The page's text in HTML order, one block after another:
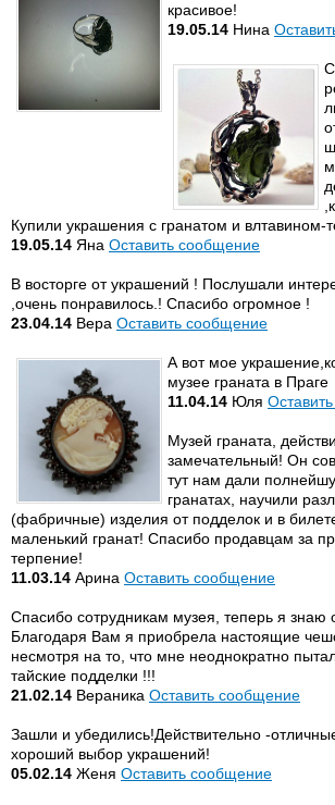
красивое!
19.05.14 Нина
Купили украшения с гранатом и влтавином-
19.05.14 Яна Оставить сообщение
В восторге от украшений ! Послушали
,очень понравилось.! Спасибо огромное !
23.04.14 Вера Оставить сообщение
А вот мое
музее граната в Праге
11.04.14 Юля
Музей граната,
замечательный! Он
тут нам дали
гранатах, научили
(фабричные) изделия от подделок и в
маленький гранат! Спасибо продавцам за
терпение!
11.03.14 Арина Оставить сообщение
Спасибо сотрудникам музея, теперь я знаю
Благодаря Вам я приобрела настоящие
несмотря на то, что мне неоднократно
тайские подделки !!!
21.02.14 Вераника Оставить сообщение
Зашли и убедились!Действительно -
хороший выбор украшений!
05.02.14 Женя Оставить сообщение